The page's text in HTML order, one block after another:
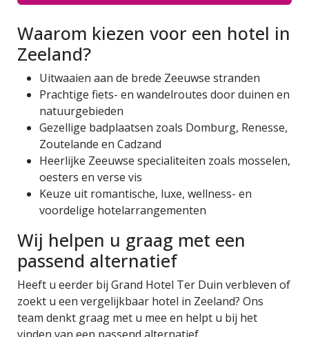
Waarom kiezen voor een hotel in
Zeeland?
Uitwaaien aan de brede Zeeuwse stranden
Prachtige fiets- en wandelroutes door duinen en
natuurgebieden
Gezellige badplaatsen zoals Domburg, Renesse,
Zoutelande en Cadzand
Heerlijke Zeeuwse specialiteiten zoals mosselen,
oesters en verse vis
Keuze uit romantische, luxe, wellness- en
voordelige hotelarrangementen
Wij helpen u graag met een
passend alternatief
Heeft u eerder bij Grand Hotel Ter Duin verbleven of
zoekt u een vergelijkbaar hotel in Zeeland? Ons
team denkt graag met u mee en helpt u bij het